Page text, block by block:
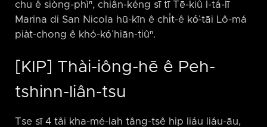
chu ê siòng-phìⁿ, chiân-kéng sī tī Tē-kiû I-tá-lī
Marina di San Nicola hū-kīn ê chi̍t-ê kó͘-tāi Lô-má
pia̍t-chong ê khó-kó͘ hiān-tiûⁿ.
[KIP] Thài-iông-hē ê Peh-
tshinn-liân-tsu
Tse sī 4 tâi kha-mé-lah tâng-tsê hip liáu liáu-āu,